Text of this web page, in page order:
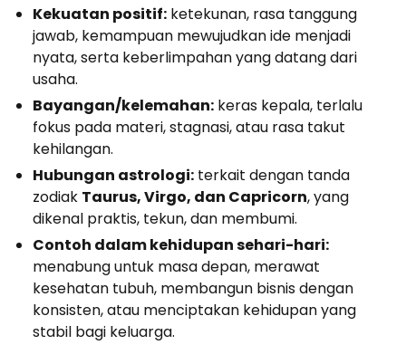
Kekuatan positif: ketekunan, rasa tanggung
jawab, kemampuan mewujudkan ide menjadi
nyata, serta keberlimpahan yang datang dari
usaha.
Bayangan/kelemahan: keras kepala, terlalu
fokus pada materi, stagnasi, atau rasa takut
kehilangan.
Hubungan astrologi: terkait dengan tanda
zodiak Taurus, Virgo, dan Capricorn, yang
dikenal praktis, tekun, dan membumi.
Contoh dalam kehidupan sehari-hari:
menabung untuk masa depan, merawat
kesehatan tubuh, membangun bisnis dengan
konsisten, atau menciptakan kehidupan yang
stabil bagi keluarga.